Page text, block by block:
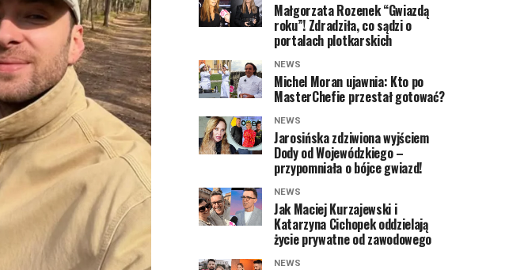
Małgorzata Rozenek “Gwiazdą
roku”! Zdradziła, co sądzi o
portalach plotkarskich
NEWS
Michel Moran ujawnia: Kto po
MasterChefie przestał gotować?
NEWS
Jarosińska zdziwiona wyjściem
Dody od Wojewódzkiego –
przypomniała o bójce gwiazd!
NEWS
Jak Maciej Kurzajewski i
Katarzyna Cichopek oddzielają
życie prywatne od zawodowego
NEWS